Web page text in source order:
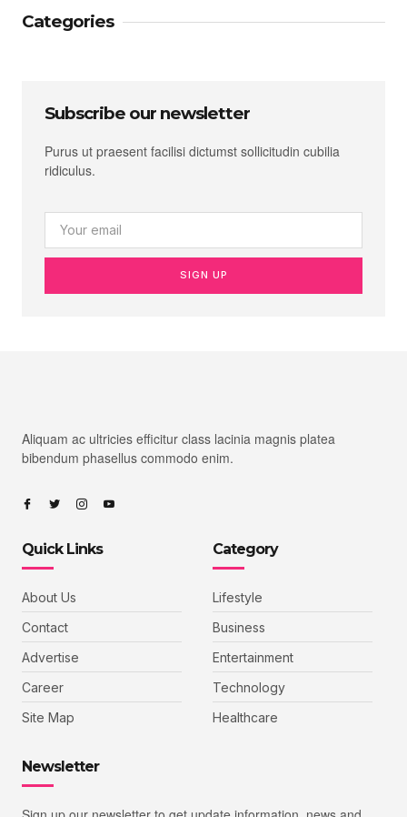
Categories
Subscribe our newsletter
Purus ut praesent facilisi dictumst sollicitudin cubilia
ridiculus.
SIGN UP
Aliquam ac ultricies efficitur class lacinia magnis platea
bibendum phasellus commodo enim.
Quick Links
About Us
Contact
Advertise
Career
Site Map
Category
Lifestyle
Business
Entertainment
Technology
Healthcare
Newsletter